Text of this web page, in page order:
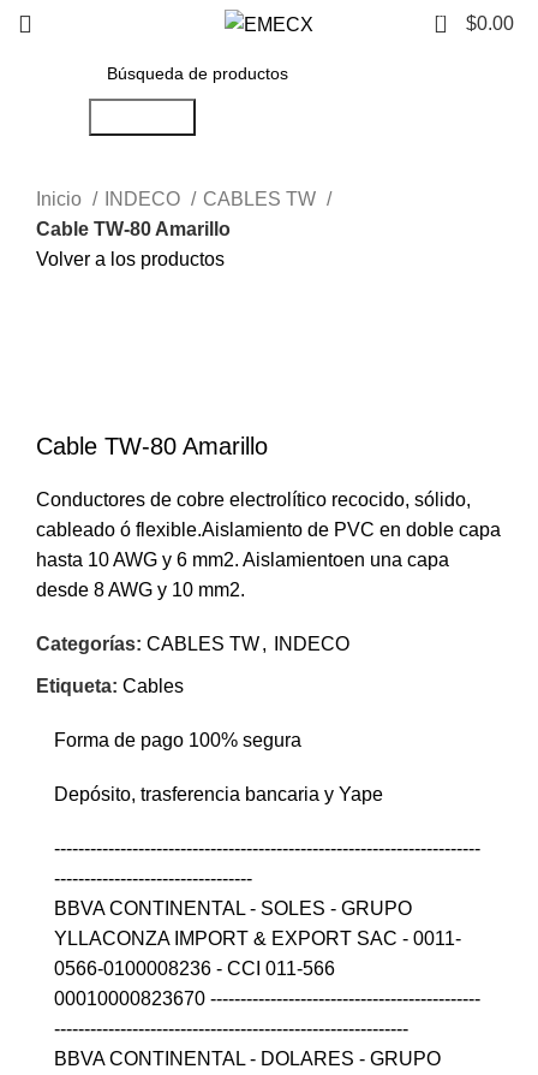
0 $0.00
Inicio INDECO
CABLES TW
Cable TW-80 Amarillo
Volver a los productos
Cable TW-80 Amarillo
Conductores de cobre electrolítico recocido, sólido,
cableado ó flexible.Aislamiento de PVC en doble capa
hasta 10 AWG y 6 mm2. Aislamientoen una capa
desde 8 AWG y 10 mm2.
Categorías: CABLES TW, INDECO
Etiqueta: Cables
Forma de pago 100% segura
Depósito, trasferencia bancaria y Yape
-----------------------------------------------------------------------
---------------------------------
BBVA CONTINENTAL - SOLES - GRUPO
YLLACONZA IMPORT & EXPORT SAC - 0011-
0566-0100008236 - CCI 011-566
00010000823670 ---------------------------------------------
-----------------------------------------------------------
BBVA CONTINENTAL - DOLARES - GRUPO